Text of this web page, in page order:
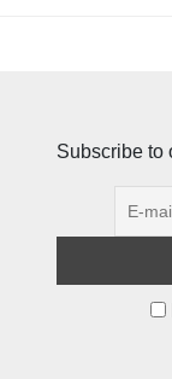
Subscribe to